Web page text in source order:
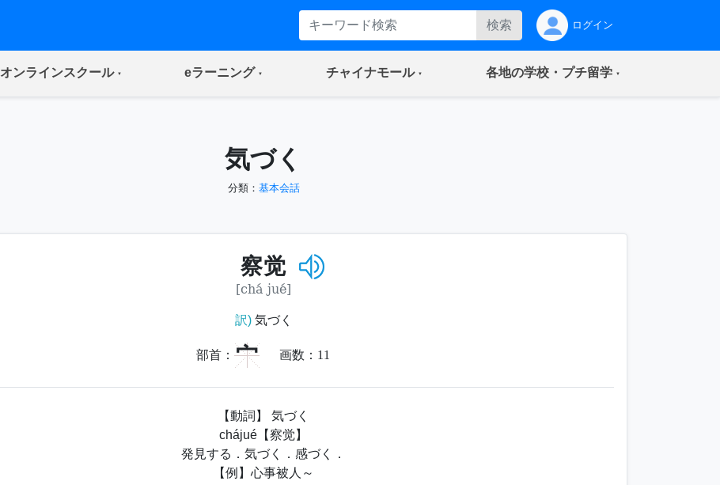
検索 ログイン
オンラインスクール(current) eラーニング(current) チャイナモール(current) 各地の学校・プチ留学(current)
気づく
分類： 基本会話
察觉
[chá jué]
訳)気づく
部首： 宀 画数： 11
【動詞】 気づく
chájué【察觉】
発見する．気づく．感づく．
【例】心事被人～